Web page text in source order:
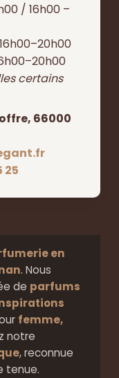
/ 16h00 –
certains
66000
25
en
. Nous
de parfums
femme,
notre
, reconnue
tenue.